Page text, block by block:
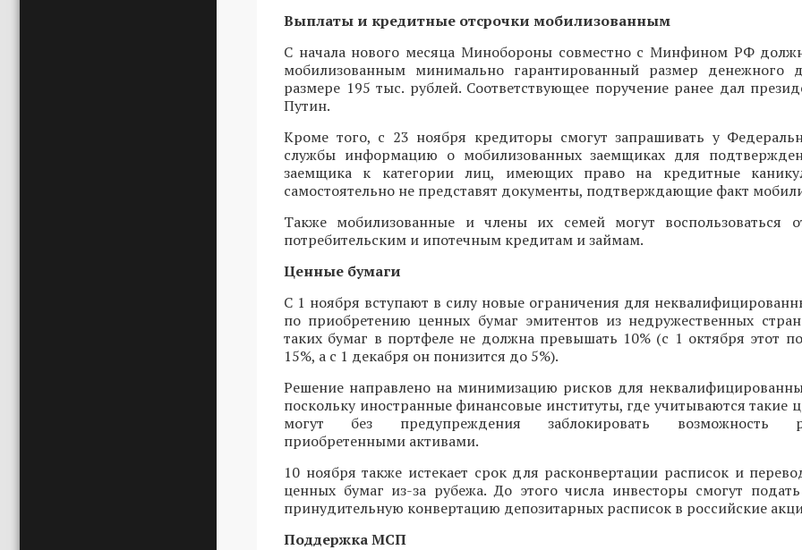
Выплаты и кредитные отсрочки мобилизованным
С начала нового месяца Минобороны совместно с Минфином РФ
мобилизованным минимально гарантированный размер денежного
размере 195 тыс. рублей. Соответствующее поручение ранее дал
Путин.
Кроме того, с 23 ноября кредиторы смогут запрашивать у
службы информацию о мобилизованных заемщиках для
заемщика к категории лиц, имеющих право на кредитные
самостоятельно не представят документы, подтверждающие факт
Также мобилизованные и члены их семей могут воспользоваться
потребительским и ипотечным кредитам и займам.
Ценные бумаги
С 1 ноября вступают в силу новые ограничения для
по приобретению ценных бумаг эмитентов из недружественных
таких бумаг в портфеле не должна превышать 10% (с 1 октября этот
15%, а с 1 декабря он понизится до 5%).
Решение направлено на минимизацию рисков для
поскольку иностранные финансовые институты, где учитываются такие
могут без предупреждения заблокировать возможность
приобретенными активами.
10 ноября также истекает срок для расконвертации расписок и
ценных бумаг из-за рубежа. До этого числа инвесторы смогут
принудительную конвертацию депозитарных расписок в российские
Поддержка МСП